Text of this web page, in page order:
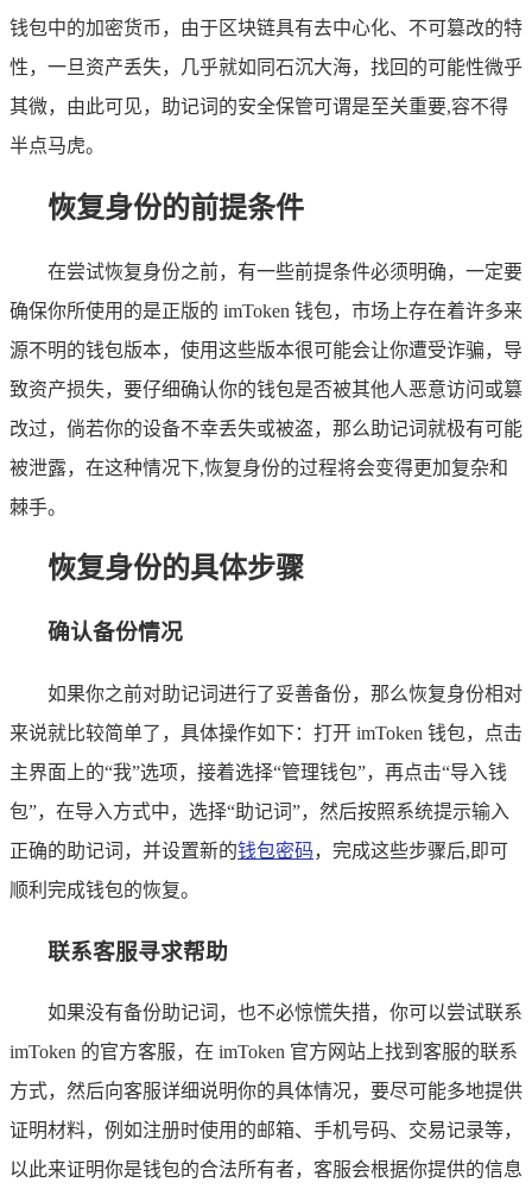
钱包中的加密货币，由于区块链具有去中心化、不可篡改的特
性，一旦资产丢失，几乎就如同石沉大海，找回的可能性微乎
其微，由此可见，助记词的安全保管可谓是至关重要,容不得
半点马虎。
恢复身份的前提条件
在尝试恢复身份之前，有一些前提条件必须明确，一定要
确保你所使用的是正版的 imToken 钱包，市场上存在着许多来
源不明的钱包版本，使用这些版本很可能会让你遭受诈骗，导
致资产损失，要仔细确认你的钱包是否被其他人恶意访问或篡
改过，倘若你的设备不幸丢失或被盗，那么助记词就极有可能
被泄露，在这种情况下,恢复身份的过程将会变得更加复杂和
棘手。
恢复身份的具体步骤
确认备份情况
如果你之前对助记词进行了妥善备份，那么恢复身份相对
来说就比较简单了，具体操作如下：打开 imToken 钱包，点击
主界面上的“我”选项，接着选择“管理钱包”，再点击“导入钱
包”，在导入方式中，选择“助记词”，然后按照系统提示输入
正确的助记词，并设置新的钱包密码，完成这些步骤后,即可
顺利完成钱包的恢复。
联系客服寻求帮助
如果没有备份助记词，也不必惊慌失措，你可以尝试联系
imToken 的官方客服，在 imToken 官方网站上找到客服的联系
方式，然后向客服详细说明你的具体情况，要尽可能多地提供
证明材料，例如注册时使用的邮箱、手机号码、交易记录等，
以此来证明你是钱包的合法所有者，客服会根据你提供的信息